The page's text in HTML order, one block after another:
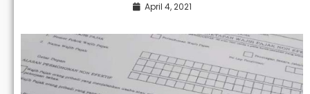
April 4, 2021